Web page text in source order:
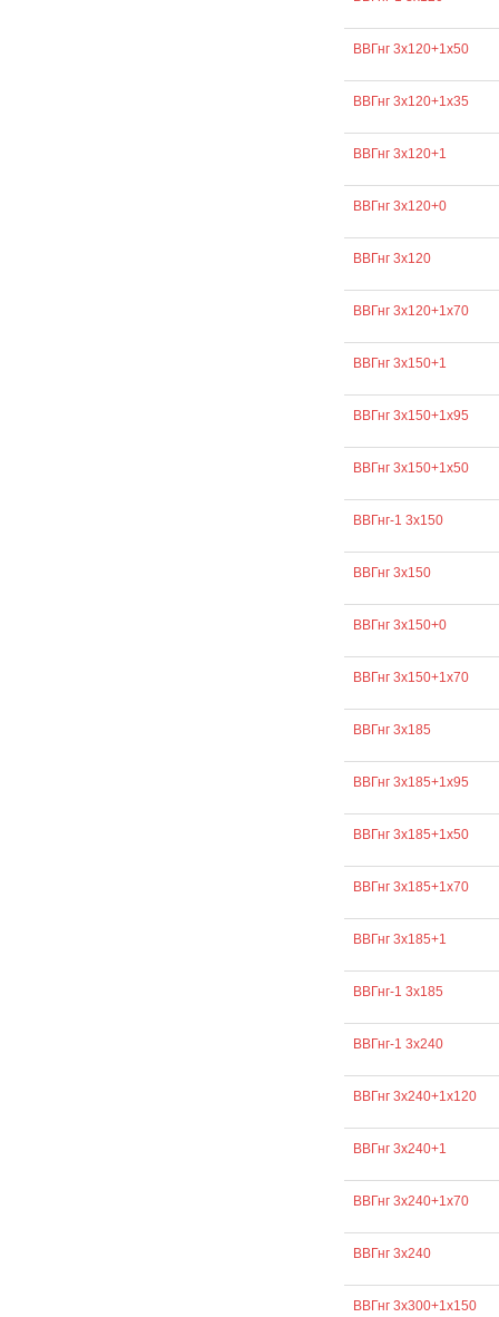
ВВГнг 3х120+1х50
ВВГнг 3х120+1х35
ВВГнг 3х120+1
ВВГнг 3х120+0
ВВГнг 3х120
ВВГнг 3х120+1х70
ВВГнг 3х150+1
ВВГнг 3х150+1х95
ВВГнг 3х150+1х50
ВВГнг-1 3х150
ВВГнг 3х150
ВВГнг 3х150+0
ВВГнг 3х150+1х70
ВВГнг 3х185
ВВГнг 3х185+1х95
ВВГнг 3х185+1х50
ВВГнг 3х185+1х70
ВВГнг 3х185+1
ВВГнг-1 3х185
ВВГнг-1 3х240
ВВГнг 3х240+1х120
ВВГнг 3х240+1
ВВГнг 3х240+1х70
ВВГнг 3х240
ВВГнг 3х300+1х150